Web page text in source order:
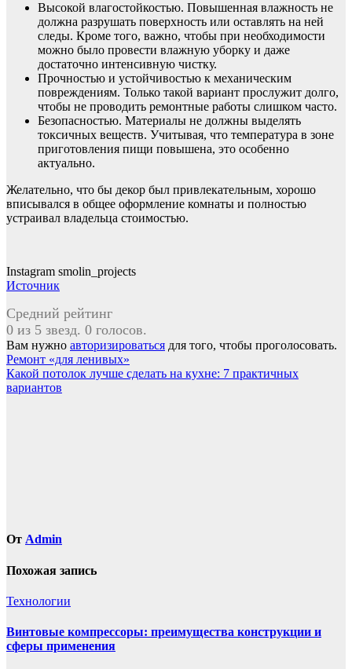
Высокой влагостойкостью. Повышенная влажность не
должна разрушать поверхность или оставлять на ней
следы. Кроме того, важно, чтобы при необходимости
можно было провести влажную уборку и даже
достаточно интенсивную чистку.
Прочностью и устойчивостью к механическим
повреждениям. Только такой вариант прослужит долго,
чтобы не проводить ремонтные работы слишком часто.
Безопасностью. Материалы не должны выделять
токсичных веществ. Учитывая, что температура в зоне
приготовления пищи повышена, это особенно
актуально.
Желательно, что бы декор был привлекательным, хорошо
вписывался в общее оформление комнаты и полностью
устраивал владельца стоимостью.
Instagram smolin_projects
Источник
Средний рейтинг
0 из 5 звезд. 0 голосов.
Вам нужно авторизироваться для того, чтобы проголосовать.
Навигация
по
Ремонт «для ленивых»
Какой потолок лучше сделать на кухне: 7 практичных
вариантов
От Admin
Похожая запись
Технологии
Винтовые компрессоры: преимущества конструкции и
сферы применения